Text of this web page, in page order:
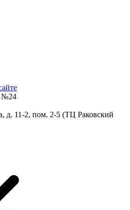
№24
д. 11-2, пом. 2-5 (ТЦ Раковский